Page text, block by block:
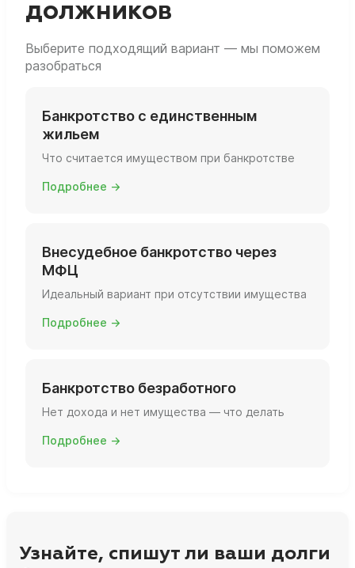
должников
Выберите подходящий вариант — мы поможем
разобраться
Банкротство с единственным
жильем
Что считается имуществом при банкротстве
Подробнее →
Внесудебное банкротство через
МФЦ
Идеальный вариант при отсутствии имущества
Подробнее →
Банкротство безработного
Нет дохода и нет имущества — что делать
Подробнее →
Узнайте, спишут ли ваши долги